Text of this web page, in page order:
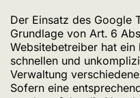
Der Einsatz des Google
Grundlage von Art. 6
Websitebetreiber hat ein
schnellen und
Verwaltung
Sofern eine